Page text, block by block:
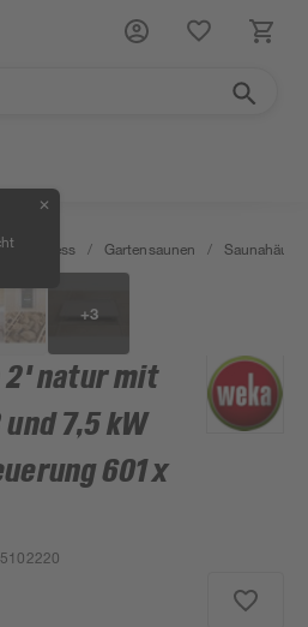
✕
& Wellness / Gartensaunen / Saunahäuser
+3
2' natur mit
7,5 kW
601 x
5102220